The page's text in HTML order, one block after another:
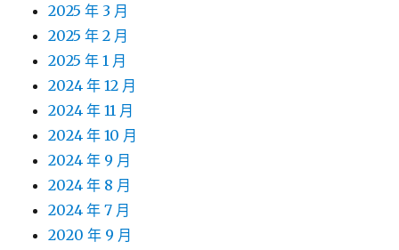
2025 年 3 月
2025 年 2 月
2025 年 1 月
2024 年 12 月
2024 年 11 月
2024 年 10 月
2024 年 9 月
2024 年 8 月
2024 年 7 月
2020 年 9 月